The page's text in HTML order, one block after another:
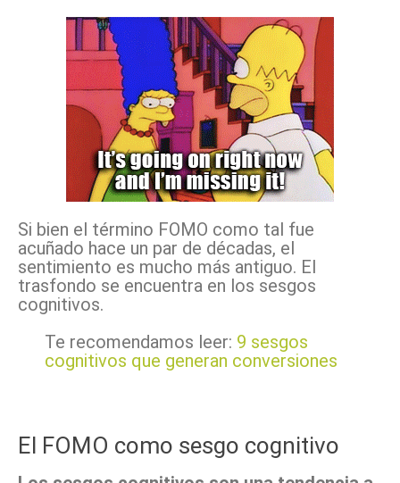
Si bien el término FOMO como tal fue
acuñado hace un par de décadas, el
sentimiento es mucho más antiguo. El
trasfondo se encuentra en los sesgos
cognitivos.
Te recomendamos leer: 9 sesgos
cognitivos que generan conversiones
El FOMO como sesgo cognitivo